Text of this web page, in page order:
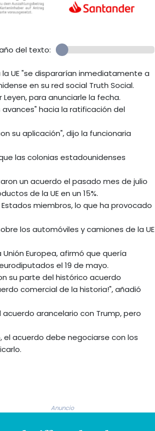
del texto:
UE "se dispararían inmediatamente a
en su red social Truth Social.
para anunciarle la fecha.
avances" hacia la ratificación del
su aplicación", dijo la funcionaria
las colonias estadounidenses
un acuerdo el pasado mes de julio
de la UE en un 15%.
miembros, lo que ha provocado
los automóviles y camiones de la UE
Europea, afirmó que quería
el 19 de mayo.
su parte del histórico acuerdo
comercial de la historia!", añadió
acuerdo arancelario con Trump, pero
el acuerdo debe negociarse con los
Anuncio